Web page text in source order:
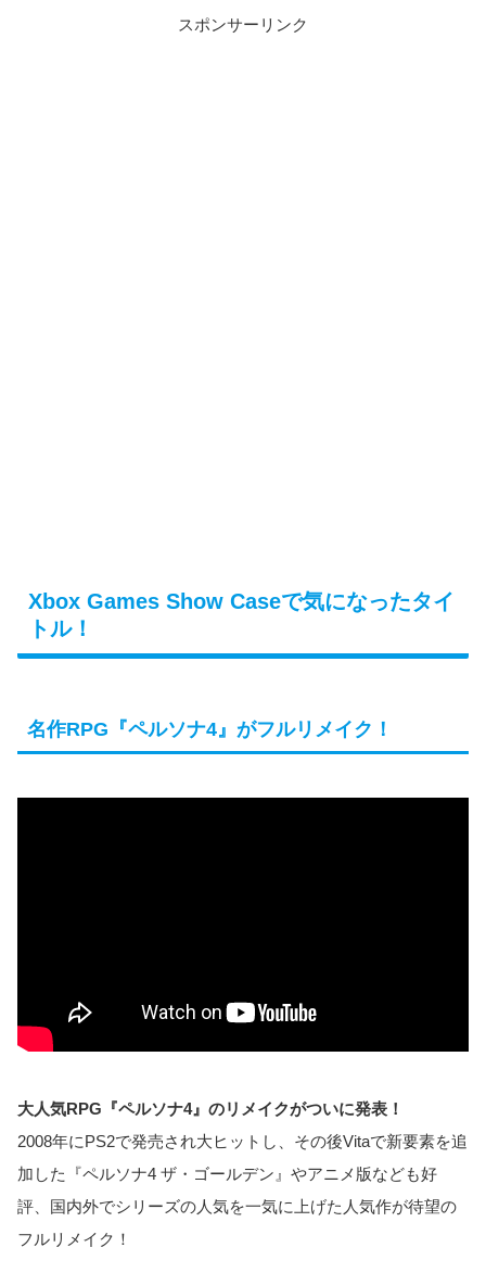
スポンサーリンク
Xbox Games Show Caseで気になったタイ
トル！
名作RPG『ペルソナ4』がフルリメイク！
大人気RPG『ペルソナ4』のリメイクがついに発表！
2008年にPS2で発売され大ヒットし、その後Vitaで新要素を追
加した『ペルソナ4 ザ・ゴールデン』やアニメ版なども好
評、国内外でシリーズの人気を一気に上げた人気作が待望の
フルリメイク！